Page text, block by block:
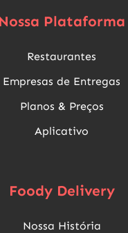
Nossa Plataforma
Restaurantes
Empresas de Entregas
Planos & Preços
Aplicativo
Foody Delivery
Nossa História